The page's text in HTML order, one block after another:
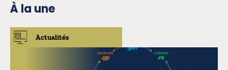
À la une
Actualités